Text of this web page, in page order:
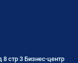
стр 3 Бизнес-центр